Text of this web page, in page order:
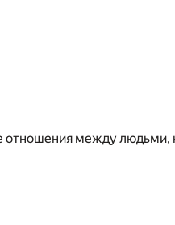
отношения между людьми,